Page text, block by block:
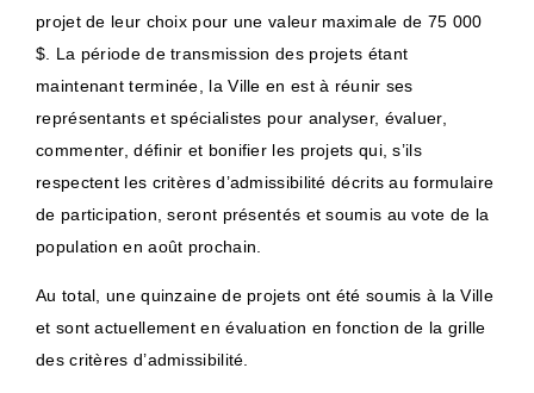
projet de leur choix pour une valeur maximale de 75 000
$. La période de transmission des projets étant
maintenant terminée, la Ville en est à réunir ses
représentants et spécialistes pour analyser, évaluer,
commenter, définir et bonifier les projets qui, s’ils
respectent les critères d’admissibilité décrits au formulaire
de participation, seront présentés et soumis au vote de la
population en août prochain.
Au total, une quinzaine de projets ont été soumis à la Ville
et sont actuellement en évaluation en fonction de la grille
des critères d’admissibilité.